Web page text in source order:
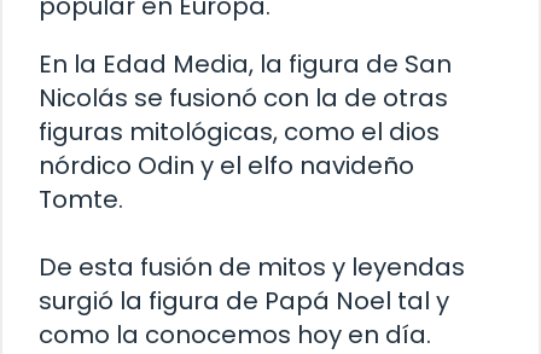
En la Edad Media, la figura de San
Nicolás se fusionó con la de otras
figuras mitológicas, como el dios
nórdico Odin y el elfo navideño
Tomte.
De esta fusión de mitos y leyendas
surgió la figura de Papá Noel tal y
como la conocemos hoy en día.